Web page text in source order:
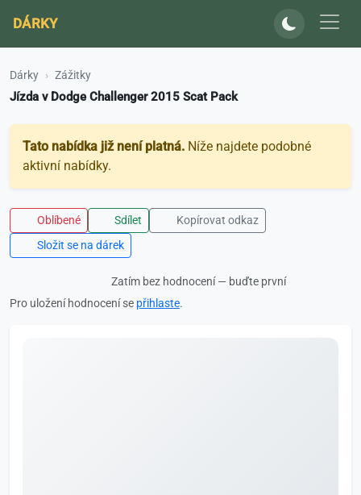
DÁRKY
Dárky Zážitky
Jízda v Dodge Challenger 2015 Scat Pack
Tato nabídka již není platná. Níže najdete podobné
aktivní nabídky.
Oblíbené Sdílet
Kopírovat odkaz
Složit se na dárek
Zatím bez hodnocení — buďte první
Pro uložení hodnocení se přihlaste.